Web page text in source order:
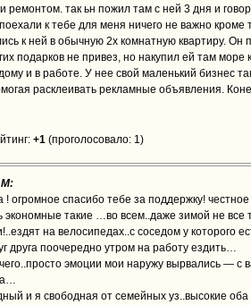
ремонтом. так ьн пожил там с ней 3 дня и
к тебе для меня ничего не важно кроме
к ней в обычную 2х комнатную квартиру. Он
подарков не привез, но накупил ей там море
и в работе. У нее свой маленький бизнес
расклеивать рекламные объявления.
+1 (проголосовало: 1)
! огромное спасибо тебе за поддержку!
экономные такие …во всем..даже зимой не все
на велосипедах..с соседом у которого
друга поочередно утром на работу ездить…
эмоции мои наружу вырвались — с
и я свободная от семейных уз..высокие